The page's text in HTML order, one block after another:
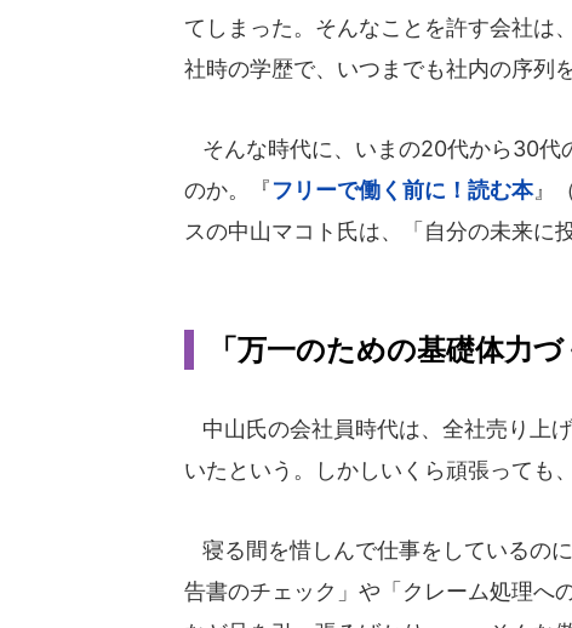
てしまった。そんなことを許す会社は
社時の学歴で、いつまでも社内の序列
そんな時代に、いまの20代から30代
のか。『フリーで働く前に！読む本』
スの中山マコト氏は、「自分の未来に
「万一のための基礎体力
中山氏の会社員時代は、全社売り上
いたという。しかしいくら頑張っても
寝る間を惜しんで仕事をしているの
告書のチェック」や「クレーム処理へ